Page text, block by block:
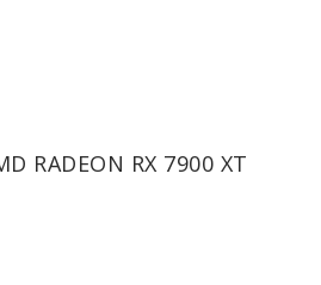
RADEON RX 7900 XT